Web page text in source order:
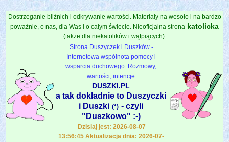
Dostrzeganie bliźnich i odkrywanie wartości. Materiały na wesoło i na bardzo
poważnie, o nas, dla Was i o całym świecie. Nieoficjalna strona katolicka
(także dla niekatolików i wątpiących).
Strona Duszyczek i Duszków -
Internetowa wspólnota pomocy i
wsparcia duchowego. Rozmowy,
wartości, intencje
DUSZKI.PL
a tak dokładnie to Duszyczki
i Duszki (*) - czyli
"Duszkowo" :-)
Dzisiaj jest: 2026-08-07
13:56:45 Aktualizacja dnia: 2026-07-